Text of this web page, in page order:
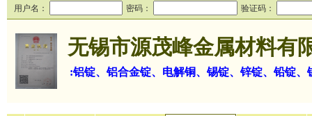
用户名： 密码： 验证码：
无锡市源茂峰金属材料有
:铝锭、铝合金锭、电解铜、锡锭、锌锭、铅锭、